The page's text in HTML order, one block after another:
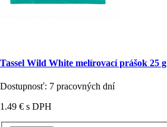
Tassel Wild White melírovací prášok 25 g
Dostupnosť: 7 pracovných dní
1.49 € s DPH